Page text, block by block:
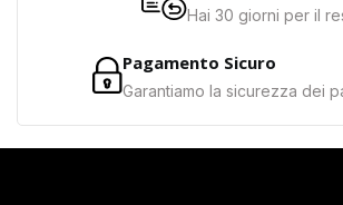
Hai 30 giorni per il
Pagamento Sicuro
Garantiamo la sicurezza dei